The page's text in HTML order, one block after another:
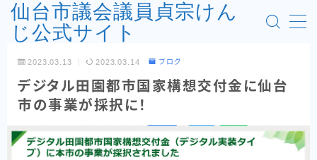
仙台市議会議員貞宗けん
じ公式サイト
お問い合わせフォーム
プロフィール
フロントページ
政策
活動報告
2023.03.13 2023.03.14 ブログ
デジタル田園都市国家構想交付金に仙台
市の事業が採択に！